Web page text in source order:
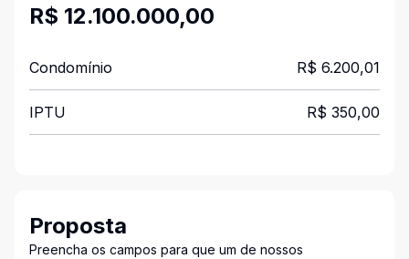
R$ 12.100.000,00
Condomínio R$ 6.200,01
IPTU R$ 350,00
Proposta
Preencha os campos para que um de nossos